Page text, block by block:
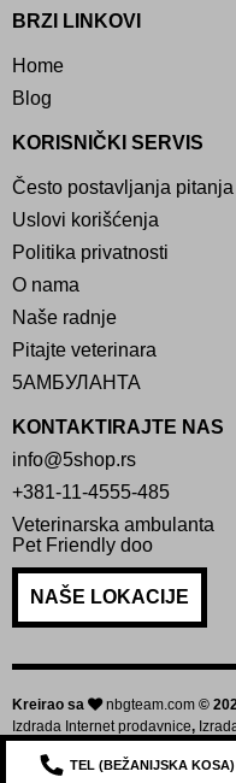
BRZI LINKOVI
Home
Blog
KORISNIČKI SERVIS
Često postavljanja pitanja
Uslovi korišćenja
Politika privatnosti
O nama
Naše radnje
Pitajte veterinara
5АМБУЛАНТА
KONTAKTIRAJTE NAS
info@5shop.rs
+381-11-4555-485
Veterinarska ambulanta
Pet Friendly doo
NAŠE LOKACIJE
Kreirao sa nbgteam.com ©
Izdrada Internet prodavnice,
TEL (BEŽANIJSKA KOSA)